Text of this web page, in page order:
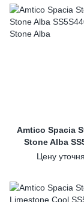
Amtico Spacia
Stone Alba
Цену